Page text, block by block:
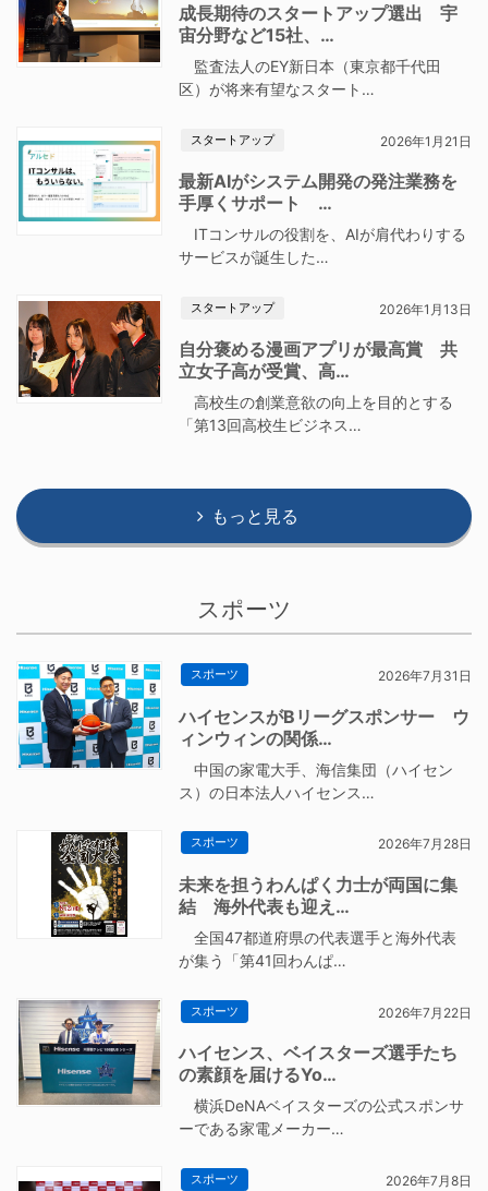
成長期待のスタートアップ選出 宇
宙分野など15社、…
監査法人のEY新日本（東京都千代田
区）が将来有望なスタート…
スタートアップ 2026年1月21日
最新AIがシステム開発の発注業務を
手厚くサポート …
ITコンサルの役割を、AIが肩代わりする
サービスが誕生した…
スタートアップ 2026年1月13日
自分褒める漫画アプリが最高賞 共
立女子高が受賞、高…
高校生の創業意欲の向上を目的とする
「第13回高校生ビジネス…
もっと見る
スポーツ
スポーツ 2026年7月31日
ハイセンスがBリーグスポンサー ウ
ィンウィンの関係…
中国の家電大手、海信集団（ハイセン
ス）の日本法人ハイセンス…
スポーツ 2026年7月28日
未来を担うわんぱく力士が両国に集
結 海外代表も迎え…
全国47都道府県の代表選手と海外代表
が集う「第41回わんぱ…
スポーツ 2026年7月22日
ハイセンス、ベイスターズ選手たち
の素顔を届けるYo…
横浜DeNAベイスターズの公式スポンサ
ーである家電メーカー…
スポーツ 2026年7月8日